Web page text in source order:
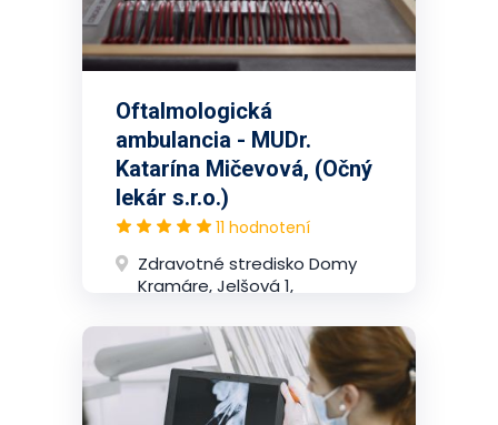
Oftalmologická
ambulancia - MUDr.
Katarína Mičevová, (Očný
lekár s.r.o.)
11 hodnotení
Zdravotné stredisko Domy
Kramáre, Jelšová 1,
(Bratislava)